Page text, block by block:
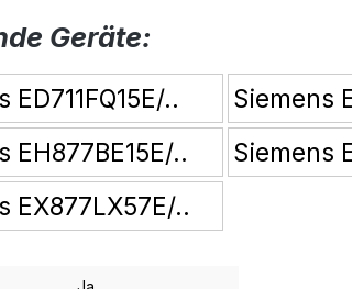
Geräte:
ED711FQ15E/.. Siemens
EH877BE15E/.. Siemens
EX877LX57E/..